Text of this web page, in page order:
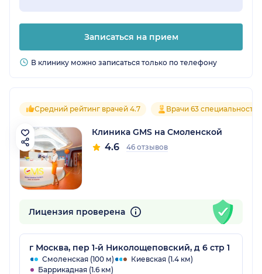
Записаться на прием
В клинику можно записаться только по телефону
Средний рейтинг врачей 4.7 Врачи 63 специальностей
Клиника GMS на Смоленской
4.6 46 отзывов
Лицензия проверена
г Москва, пер 1-й Николощеповский, д 6 стр 1
Смоленская (100 м)
Киевская (1.4 км)
Баррикадная (1.6 км)